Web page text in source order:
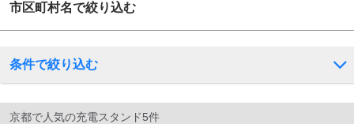
急速充電器のみ表示
認証システム
市区町村名で絞り込む
条件で絞り込む
京都で人気の充電スタンド5件